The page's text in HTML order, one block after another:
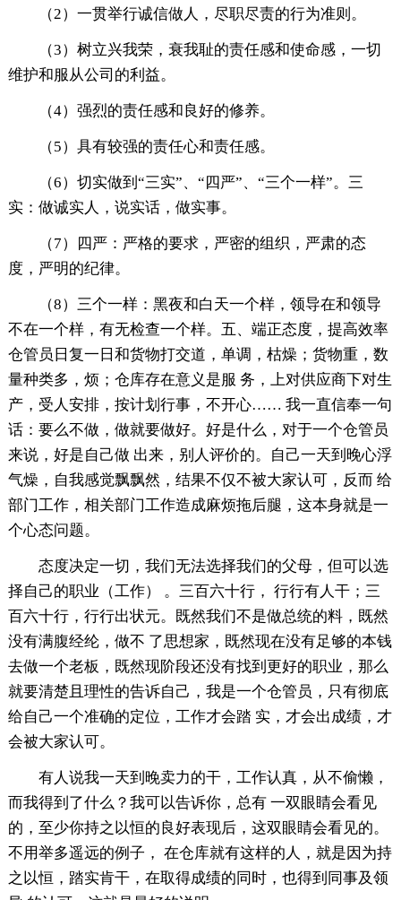
（2）一贯举行诚信做人，尽职尽责的行为准则。
（3）树立兴我荣，衰我耻的责任感和使命感，一切
维护和服从公司的利益。
（4）强烈的责任感和良好的修养。
（5）具有较强的责任心和责任感。
（6）切实做到“三实”、“四严”、“三个一样”。三
实：做诚实人，说实话，做实事。
（7）四严：严格的要求，严密的组织，严肃的态
度，严明的纪律。
（8）三个一样：黑夜和白天一个样，领导在和领导
不在一个样，有无检查一个样。五、端正态度，提高效率
仓管员日复一日和货物打交道，单调，枯燥；货物重，数
量种类多，烦；仓库存在意义是服 务，上对供应商下对生
产，受人安排，按计划行事，不开心…… 我一直信奉一句
话：要么不做，做就要做好。好是什么，对于一个仓管员
来说，好是自己做 出来，别人评价的。自己一天到晚心浮
气燥，自我感觉飘飘然，结果不仅不被大家认可，反而 给
部门工作，相关部门工作造成麻烦拖后腿，这本身就是一
个心态问题。
态度决定一切，我们无法选择我们的父母，但可以选
择自己的职业（工作） 。三百六十行， 行行有人干；三
百六十行，行行出状元。既然我们不是做总统的料，既然
没有满腹经纶，做不 了思想家，既然现在没有足够的本钱
去做一个老板，既然现阶段还没有找到更好的职业，那么
就要清楚且理性的告诉自己，我是一个仓管员，只有彻底
给自己一个准确的定位，工作才会踏 实，才会出成绩，才
会被大家认可。
有人说我一天到晚卖力的干，工作认真，从不偷懒，
而我得到了什么？我可以告诉你，总有 一双眼睛会看见
的，至少你持之以恒的良好表现后，这双眼睛会看见的。
不用举多遥远的例子， 在仓库就有这样的人，就是因为持
之以恒，踏实肯干，在取得成绩的同时，也得到同事及领